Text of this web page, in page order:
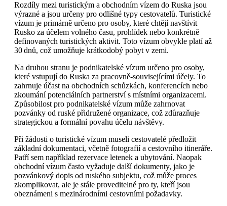
Rozdíly mezi turistickým a obchodním vízem do Ruska jsou
výrazné a jsou určeny pro odlišné typy cestovatelů. Turistické
vízum je primárně určeno pro osoby, které chtějí navštívit
Rusko za účelem volného času, prohlídek nebo konkrétně
definovaných turistických aktivit. Toto vízum obvykle platí až
30 dnů, což umožňuje krátkodobý pobyt v zemi.
Na druhou stranu je podnikatelské vízum určeno pro osoby,
které vstupují do Ruska za pracovně-souvisejícími účely. To
zahrnuje účast na obchodních schůzkách, konferencích nebo
zkoumání potenciálních partnerství s místními organizacemi.
Způsobilost pro podnikatelské vízum může zahrnovat
pozvánky od ruské přidružené organizace, což zdůrazňuje
strategickou a formální povahu účelu návštěvy.
Při žádosti o turistické vízum museli cestovatelé předložit
základní dokumentaci, včetně fotografií a cestovního itineráře.
Patří sem například rezervace letenek a ubytování. Naopak
obchodní vízum často vyžaduje další dokumenty, jako je
pozvánkový dopis od ruského subjektu, což může proces
zkomplikovat, ale je stále proveditelné pro ty, kteří jsou
obeznámeni s mezinárodními cestovními požadavky.